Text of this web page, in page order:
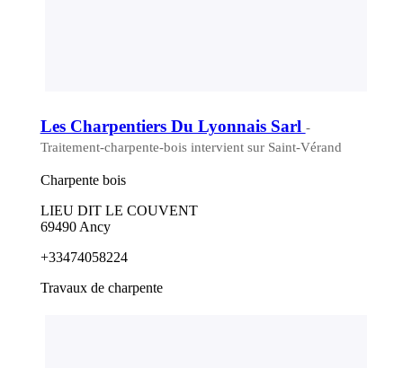
Les Charpentiers Du Lyonnais Sarl -
Traitement-charpente-bois intervient sur Saint-Vérand
Charpente bois
LIEU DIT LE COUVENT
69490 Ancy
+33474058224
Travaux de charpente